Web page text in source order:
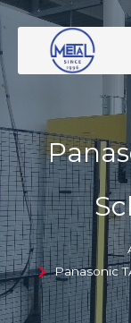
Panasonic